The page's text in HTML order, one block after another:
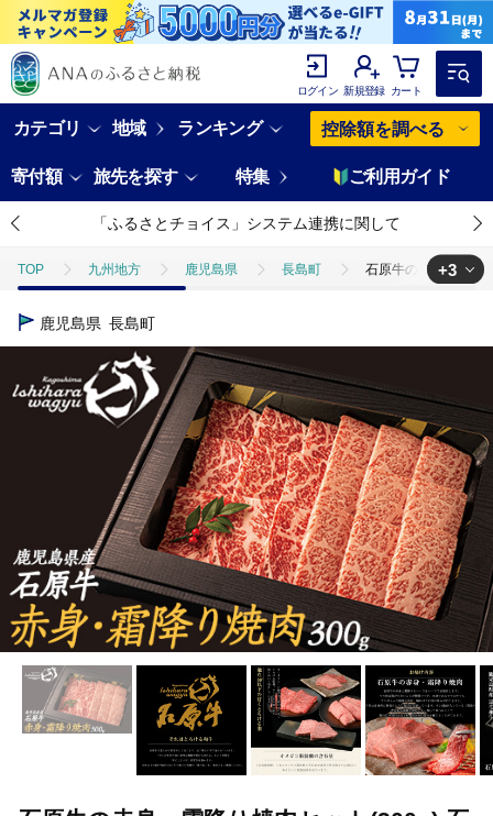
ログイン 新規登録 カート
カテゴリ 地域 ランキング 控除額を調べる
寄付額 旅先を探す 特集 ご利用ガイド
「ふるさとチョイス」システム連携に関して
TOP 九州地方 鹿児島県 長島町 石原牛の赤身・霜降
TOP
牛肉 石原牛の赤身・霜降り焼肉セット(300g) 石原
TOP 肉 牛肉 焼肉(牛肉) 石原牛の赤身・霜降り焼肉
+3
鹿児島県 長島町